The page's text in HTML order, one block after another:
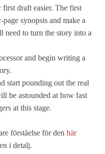
first draft easier. The first
synopsis and make a
need to turn the story into a
and begin writing a
start pounding out the real
be astounded at how fast
at this stage.
förståelse för den här
i detalj.